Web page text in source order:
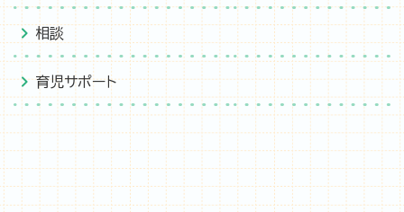
相談
育児サポート